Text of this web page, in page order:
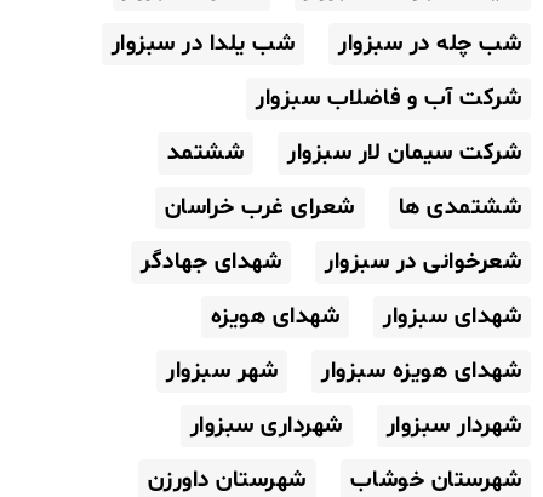
شب چله در سبزوار
شب یلدا در سبزوار
شرکت آب و فاضلاب سبزوار
شرکت سیمان لار سبزوار
ششتمد
ششتمدی ها
شعرای غرب خراسان
شعرخوانی در سبزوار
شهدای جهادگر
شهدای سبزوار
شهدای هویزه
شهدای هویزه سبزوار
شهر سبزوار
شهردار سبزوار
شهرداری سبزوار
شهرستان خوشاب
شهرستان داورزن